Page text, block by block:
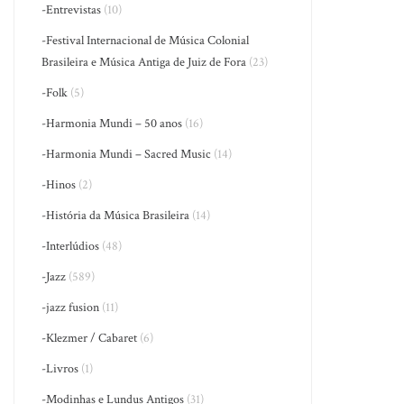
-Entrevistas (10)
-Festival Internacional de Música Colonial
Brasileira e Música Antiga de Juiz de Fora (23)
-Folk (5)
-Harmonia Mundi – 50 anos (16)
-Harmonia Mundi – Sacred Music (14)
-Hinos (2)
-História da Música Brasileira (14)
-Interlúdios (48)
-Jazz (589)
-jazz fusion (11)
-Klezmer / Cabaret (6)
-Livros (1)
-Modinhas e Lundus Antigos (31)